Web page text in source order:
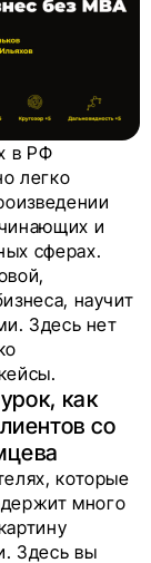
в РФ
легко
и
сферах.
научит
Здесь нет
как
со
которые
много
Здесь вы